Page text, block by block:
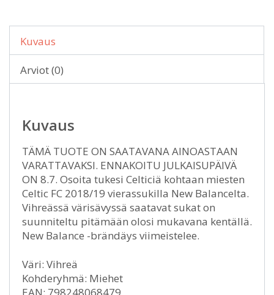
Kuvaus
Arviot (0)
Kuvaus
TÄMÄ TUOTE ON SAATAVANA AINOASTAAN
VARATTAVAKSI. ENNAKOITU JULKAISUPÄIVÄ
ON 8.7. Osoita tukesi Celticiä kohtaan miesten
Celtic FC 2018/19 vierassukilla New Balancelta.
Vihreässä värisävyssä saatavat sukat on
suunniteltu pitämään olosi mukavana kentällä.
New Balance -brändäys viimeistelee.
Väri: Vihreä
Kohderyhmä: Miehet